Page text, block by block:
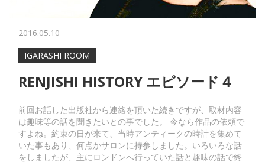
2016.05.10
IGARASHI ROOM
RENJISHI HISTORY エピソード４
前回お話した出版社から連絡を頂いた続きですが、取材内容
は趣味等の話を聞きたいとの事でした。 今なら作品の依頼で
すよね。約束の日が来て、当時アンティークの時計を集めて
いた事もあり、何点かサロンに持参しました。いろいろな話
をしましたが、主にロンドンへ行っていた話と趣味の話で終